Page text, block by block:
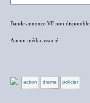
Bande annonce VF non disponible.
Aucun média associé.
action drame policier